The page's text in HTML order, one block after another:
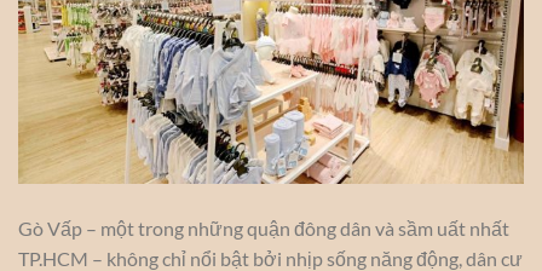
Gò Vấp – một trong những quận đông dân và sầm uất nhất
TP.HCM – không chỉ nổi bật bởi nhịp sống năng động, dân cư